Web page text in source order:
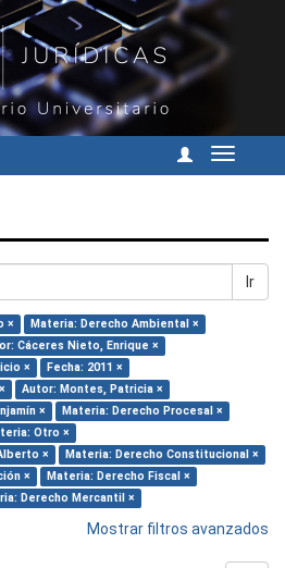
Cambiar
Ir
×
Materia: Derecho Ambiental ×
Cáceres Nieto, Enrique ×
×
Fecha: 2011 ×
Autor: Montes, Patricia ×
×
Materia: Derecho Procesal ×
Otro ×
×
Materia: Derecho Constitucional ×
×
Materia: Derecho Fiscal ×
Derecho Mercantil ×
Mostrar filtros avanzados